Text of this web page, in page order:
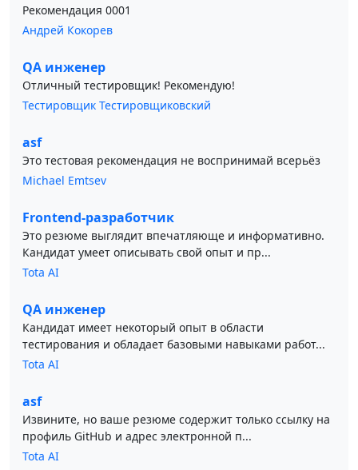
Рекомендация 0001
Андрей Кокорев
QA инженер
Отличный тестировщик! Рекомендую!
Тестировщик Тестировщиковский
asf
Это тестовая рекомендация не воспринимай всерьёз
Michael Emtsev
Frontend-разработчик
Это резюме выглядит впечатляюще и информативно.
Кандидат умеет описывать свой опыт и пр...
Tota AI
QA инженер
Кандидат имеет некоторый опыт в области
тестирования и обладает базовыми навыками работ...
Tota AI
asf
Извините, но ваше резюме содержит только ссылку на
профиль GitHub и адрес электронной п...
Tota AI